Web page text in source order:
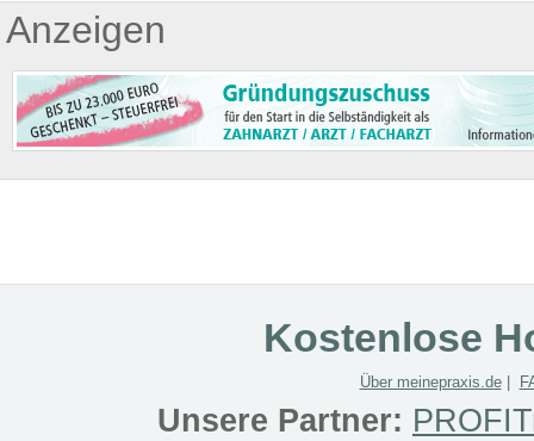
Anzeigen
Kostenlose
Über meinepraxis.de|
Unsere Partner: